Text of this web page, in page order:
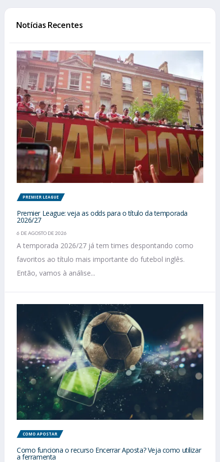
Notícias Recentes
PREMIER LEAGUE
Premier League: veja as odds para o título da temporada
2026/27
6 DE AGOSTO DE 2026
A temporada 2026/27 já tem times despontando como
favoritos ao título mais importante do futebol inglês.
Então, vamos à análise...
COMO APOSTAR
Como funciona o recurso Encerrar Aposta? Veja como utilizar
a ferramenta